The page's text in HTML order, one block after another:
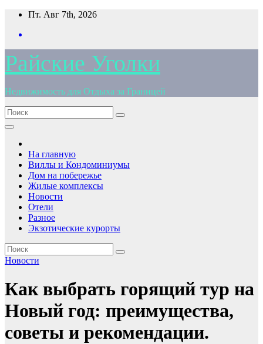
Перейти
содержимому
Пт. Авг 7th, 2026
Райские Уголки
Недвижимость для Отдыха за Границей
На главную
Виллы и Кондоминиумы
Дом на побережье
Жилые комплексы
Новости
Отели
Разное
Экзотические курорты
Новости
Как выбрать горящий тур на
Новый год: преимущества,
советы и рекомендации.